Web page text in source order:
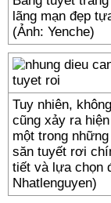
lãng mạn đẹp
(Ảnh: Yenche)
Tuy nhiên,
cũng xảy ra
một trong
săn tuyết rơi
tiết và lựa chọn
Nhatlenguyen)